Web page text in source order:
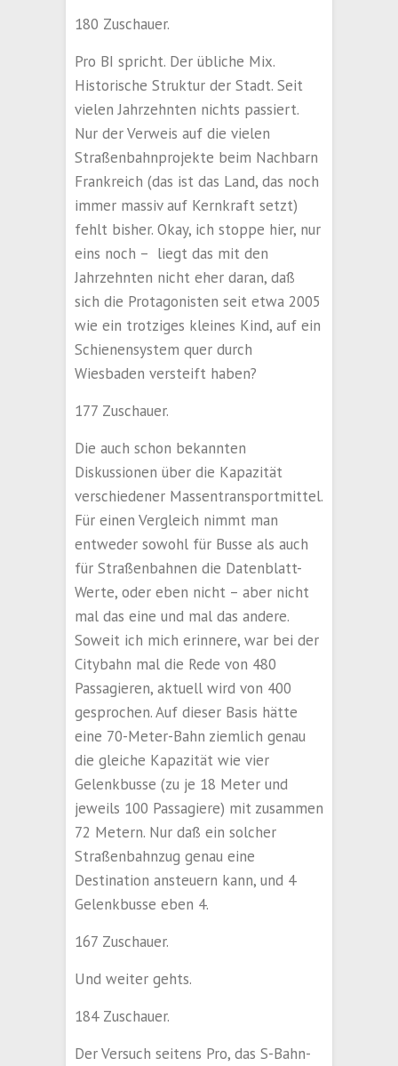
180 Zuschauer.
Pro BI spricht. Der übliche Mix.
Historische Struktur der Stadt. Seit
vielen Jahrzehnten nichts passiert.
Nur der Verweis auf die vielen
Straßenbahnprojekte beim Nachbarn
Frankreich (das ist das Land, das noch
immer massiv auf Kernkraft setzt)
fehlt bisher. Okay, ich stoppe hier, nur
eins noch – liegt das mit den
Jahrzehnten nicht eher daran, daß
sich die Protagonisten seit etwa 2005
wie ein trotziges kleines Kind, auf ein
Schienensystem quer durch
Wiesbaden versteift haben?
177 Zuschauer.
Die auch schon bekannten
Diskussionen über die Kapazität
verschiedener Massentransportmittel.
Für einen Vergleich nimmt man
entweder sowohl für Busse als auch
für Straßenbahnen die Datenblatt-
Werte, oder eben nicht – aber nicht
mal das eine und mal das andere.
Soweit ich mich erinnere, war bei der
Citybahn mal die Rede von 480
Passagieren, aktuell wird von 400
gesprochen. Auf dieser Basis hätte
eine 70-Meter-Bahn ziemlich genau
die gleiche Kapazität wie vier
Gelenkbusse (zu je 18 Meter und
jeweils 100 Passagiere) mit zusammen
72 Metern. Nur daß ein solcher
Straßenbahnzug genau eine
Destination ansteuern kann, und 4
Gelenkbusse eben 4.
167 Zuschauer.
Und weiter gehts.
184 Zuschauer.
Der Versuch seitens Pro, das S-Bahn-